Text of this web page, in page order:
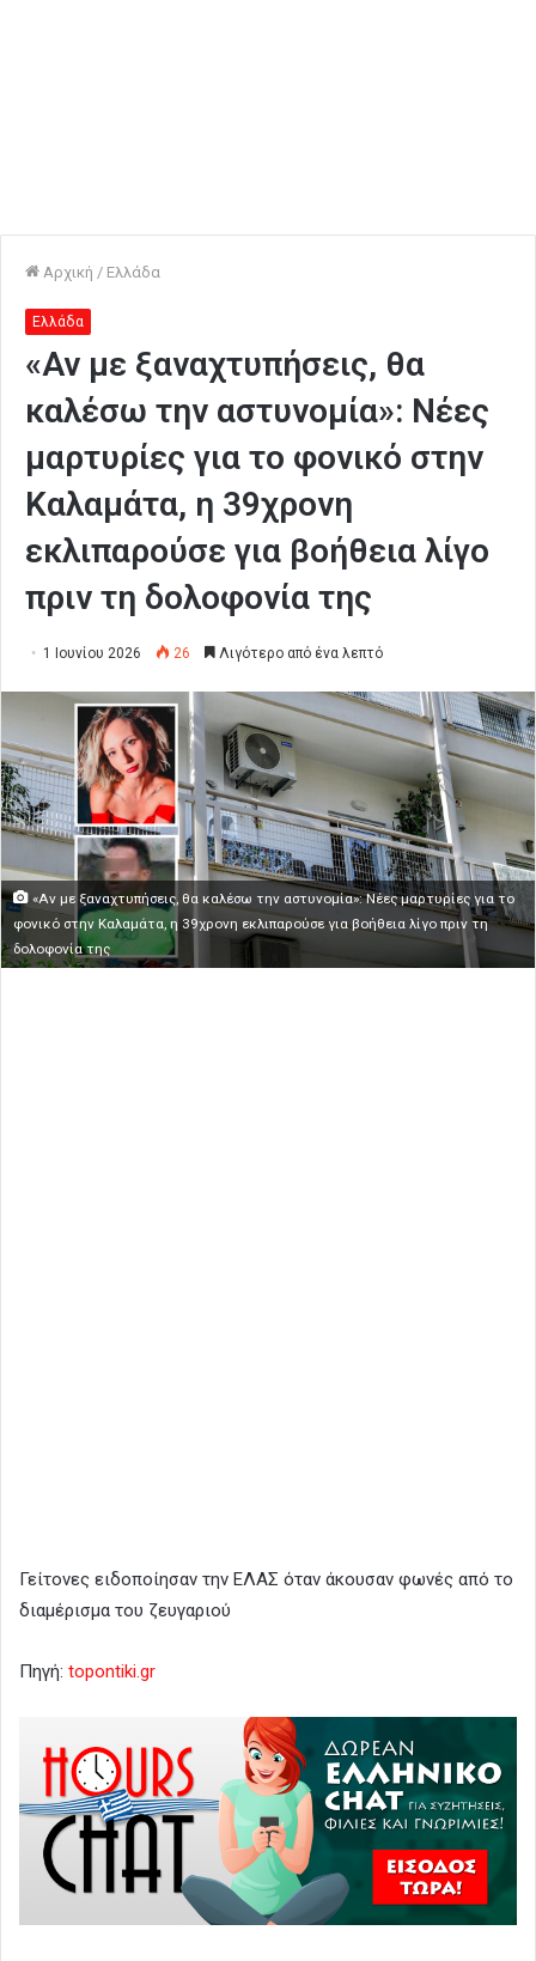
Αρχική / Ελλάδα
Ελλάδα
«Αν με ξαναχτυπήσεις, θα
καλέσω την αστυνομία»: Νέες
μαρτυρίες για το φονικό στην
Καλαμάτα, η 39χρονη
εκλιπαρούσε για βοήθεια λίγο
πριν τη δολοφονία της
1 Ιουνίου 2026 26 Λιγότερο από ένα λεπτό
«Αν με ξαναχτυπήσεις, θα καλέσω την αστυνομία»: Νέες μαρτυρίες για το
φονικό στην Καλαμάτα, η 39χρονη εκλιπαρούσε για βοήθεια λίγο πριν τη
δολοφονία της
Γείτονες ειδοποίησαν την ΕΛΑΣ όταν άκουσαν φωνές από το
διαμέρισμα του ζευγαριού
Πηγή: topontiki.gr